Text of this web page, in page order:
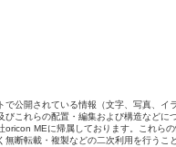
で公開されている情報（文字、写真、イ
びこれらの配置・編集および構造などに
oricon MEに帰属しております。これら
無断転載・複製などの二次利用を行うこ